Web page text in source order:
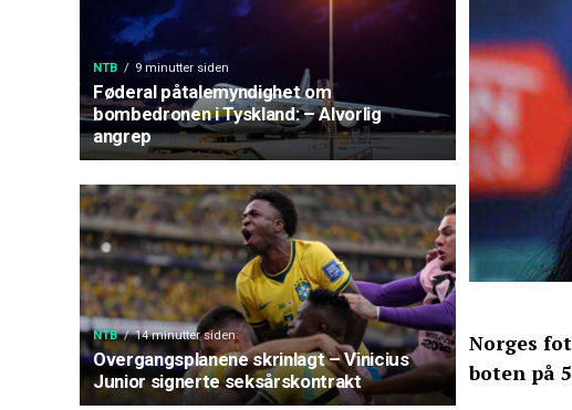
NTB 9 minutter siden
Føderal påtalemyndighet om
bombedronen i Tyskland: – Alvorlig
angrep
NTB 14 minutter siden
Overgangsplanene skrinlagt – Vinicius
Junior signerte seksårskontrakt
Norges
boten på